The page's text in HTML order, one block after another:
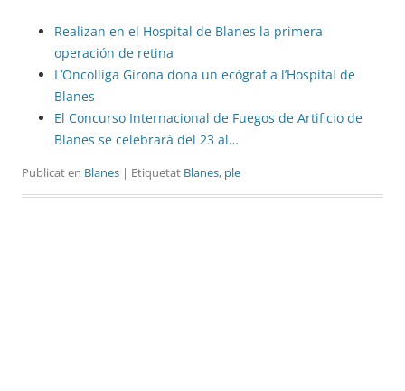
Realizan en el Hospital de Blanes la primera
operación de retina
L’Oncolliga Girona dona un ecògraf a l’Hospital de
Blanes
El Concurso Internacional de Fuegos de Artificio de
Blanes se celebrará del 23 al…
Publicat en Blanes | Etiquetat Blanes, ple